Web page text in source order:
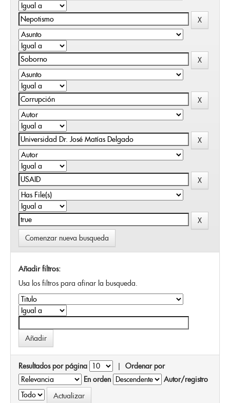
Comenzar nueva busqueda
Añadir filtros:
Usa los filtros para afinar la busqueda.
Resultados por página | Ordenar por
En orden
Autor/registro